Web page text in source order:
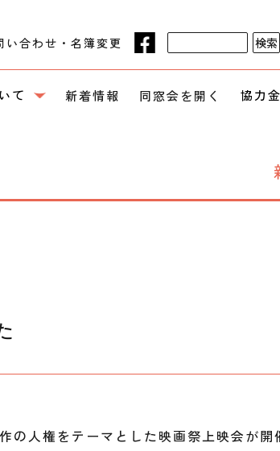
い合わせ・名簿変更
て 新着情報 同窓会を開く 協力
の人権をテーマとした映画祭上映会が開